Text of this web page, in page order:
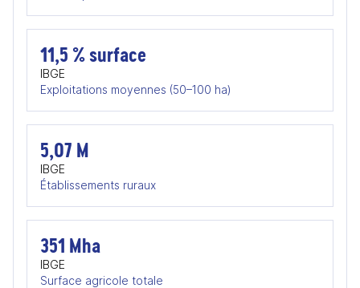
11,5 % surface
IBGE
Exploitations moyennes (50–100 ha)
5,07 M
IBGE
Établissements ruraux
351 Mha
IBGE
Surface agricole totale